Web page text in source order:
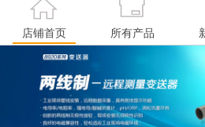
店铺首页 所有产品